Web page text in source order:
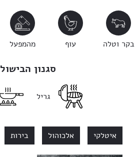
בקר וטלה עוף מהמפעל
סגנון הבישול
גריל
איטלקי אלכוהול בירות